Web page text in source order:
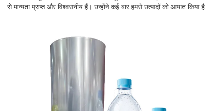
से मान्यता प्राप्त और विश्वसनीय हैं। उन्होंने कई बार हमसे उत्पादों को आयात किया है